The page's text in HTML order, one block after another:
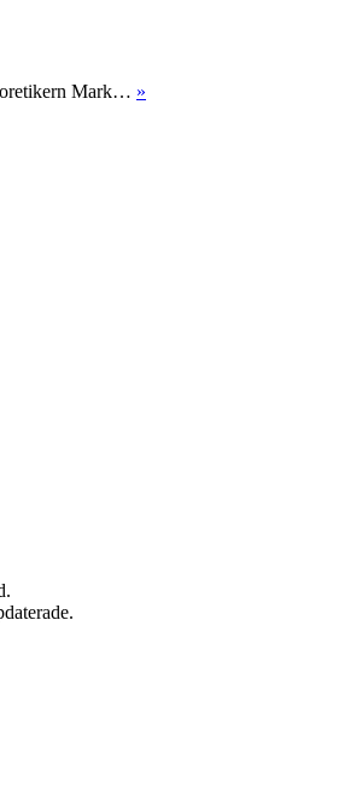
Mark… »